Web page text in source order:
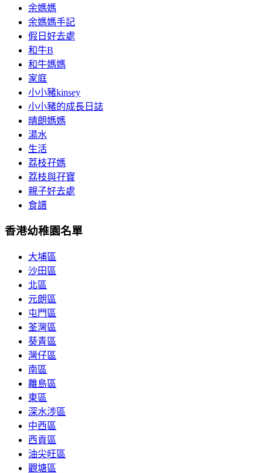
余媽媽
余媽媽手記
假日好去處
和牛B
和牛媽媽
家庭
小小豬kinsey
小小豬的成長日誌
晴朗媽媽
湯水
生活
荔枝孖媽
荔枝與孖寶
親子好去處
食譜
香港幼稚園名單
大埔區
沙田區
北區
元朗區
屯門區
荃灣區
葵青區
灣仔區
南區
離島區
東區
深水涉區
中西區
西貢區
油尖旺區
觀塘區